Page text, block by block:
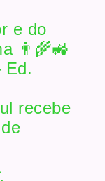
e do
👨‍🌾🚜
Ed.
recebe